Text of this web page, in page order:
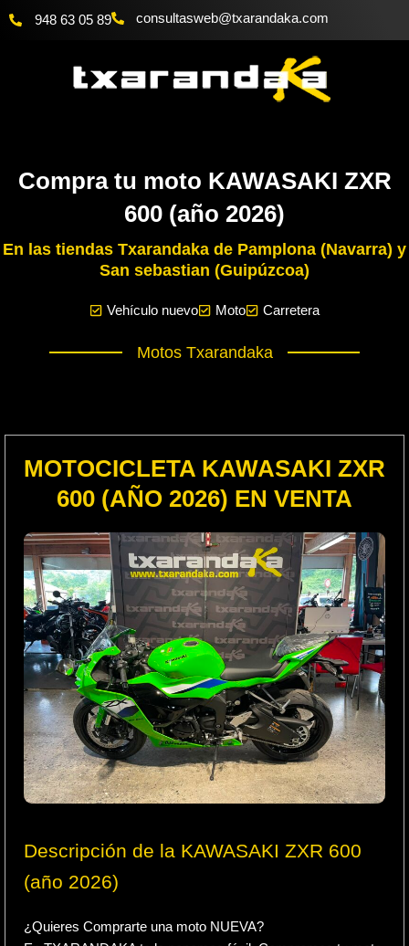
948 63 05 89 moc.akadnaraxt
@bewsatlusnoc
Compra tu moto KAWASAKI ZXR
600 (año 2026)
En las tiendas Txarandaka de Pamplona (Navarra) y
San sebastian (Guipúzcoa)
Vehículo nuevo Moto Carretera
Motos Txarandaka
MOTOCICLETA KAWASAKI ZXR
600 (AÑO 2026) EN VENTA
Descripción de la KAWASAKI ZXR 600
(año 2026)
¿Quieres Comprarte una moto NUEVA?